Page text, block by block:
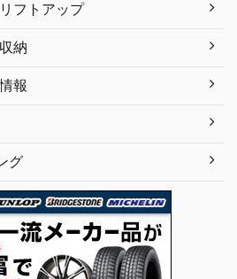
フトアップ
納
報
グ